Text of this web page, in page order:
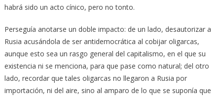
habrá sido un acto cínico, pero no tonto.
Perseguía anotarse un doble impacto: de un lado, desautorizar a
Rusia acusándola de ser antidemocrática al cobijar oligarcas,
aunque esto sea un rasgo general del capitalismo, en el que su
existencia ni se menciona, para que pase como natural; del otro
lado, recordar que tales oligarcas no llegaron a Rusia por
importación, ni del aire, sino al amparo de lo que se suponía que